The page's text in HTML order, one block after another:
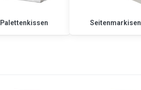
Palettenkissen Seitenmarkisen